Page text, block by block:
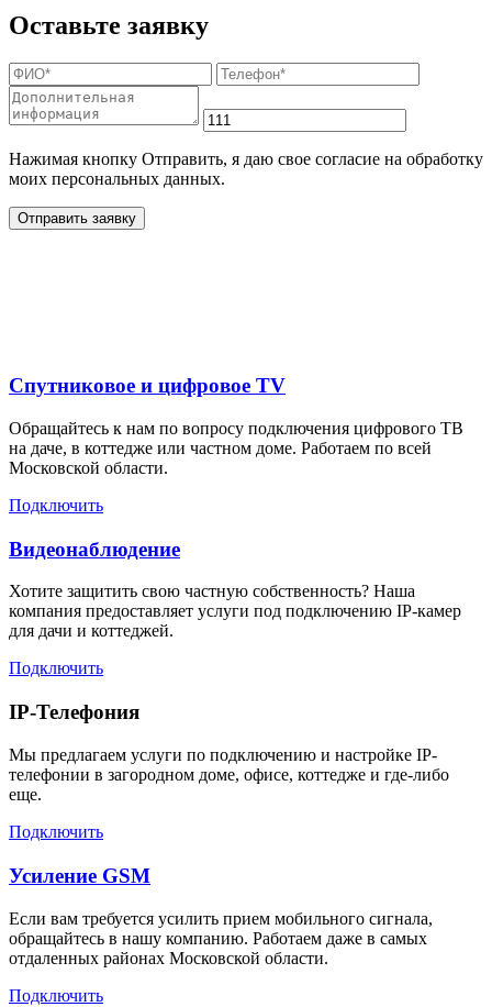
Оставьте заявку
Нажимая кнопку Отправить, я даю свое согласие на обработку
моих персональных данных.
Отправить заявку
Спутниковое и цифровое TV
Обращайтесь к нам по вопросу подключения цифрового ТВ
на даче, в коттедже или частном доме. Работаем по всей
Московской области.
Подключить
Видеонаблюдение
Хотите защитить свою частную собственность? Наша
компания предоставляет услуги под подключению IP-камер
для дачи и коттеджей.
Подключить
IP-Телефония
Мы предлагаем услуги по подключению и настройке IP-
телефонии в загородном доме, офисе, коттедже и где-либо
еще.
Подключить
Усиление GSM
Если вам требуется усилить прием мобильного сигнала,
обращайтесь в нашу компанию. Работаем даже в самых
отдаленных районах Московской области.
Подключить